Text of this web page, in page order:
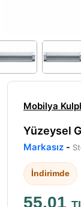
Mobilya
Yüzeysel
Markasız -
İndirimde
55,01